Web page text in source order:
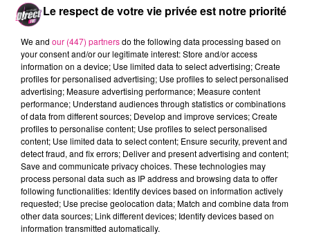
Je me suis rendu sur place avec les responsables
de l’association pour leur exprimer ma solidarité. Je
condamne avec la plus grande fermeté cet acte
d’islamophobie. Je la regrette infiniment dans une
ville qui a toujours été, dans son histoire, une ville de
tolérance religieuse et dans laquelle vit aujourd’hui
le dialogue inter-religieux.»
J’espère que les auteurs seront identifiés et
sévèrement sanctionnés. J’appelle tous les citoyens,
qu’ils aient des convictions religieuses ou non, à
condamner cet acte et à se rassembler pour
exprimer leur solidarité avec nos compatriotes
agressés et à défendre la tolérance, la liberté de
Le respect de votre vie privée est notre priorité
We and our (447) partnersdo the following data processing based on
your consent and/or our legitimate interest: Store and/or access
information on a device; Use limited data to select advertising; Create
profiles for personalised advertising; Use profiles to select personalised
advertising; Measure advertising performance; Measure content
performance; Understand audiences through statistics or combinations
of data from different sources; Develop and improve services; Create
profiles to personalise content; Use profiles to select personalised
content; Use limited data to select content; Ensure security, prevent and
detect fraud, and fix errors; Deliver and present advertising and content;
Save and communicate privacy choices. These technologies may
process personal data such as IP address and browsing data to offer
following functionalities: Identify devices based on information actively
requested; Use precise geolocation data; Match and combine data from
other data sources; Link different devices; Identify devices based on
information transmitted automatically.